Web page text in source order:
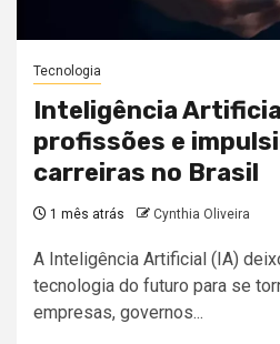
Tecnologia
Inteligência
profissões e
carreiras no Brasil
1 mês atrás Cynthia Oliveira
A Inteligência Artificial (IA)
tecnologia do futuro para se
empresas, governos...